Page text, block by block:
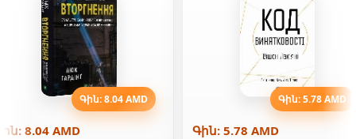
Գին: 8.04 AMD
8.04 AMD
Գին: 5.78 AMD
Գին: 5.78 AMD